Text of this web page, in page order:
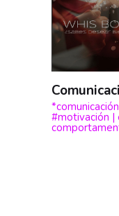
*comunicación
#motivación |